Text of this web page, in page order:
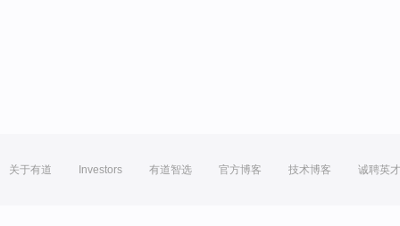
关于有道 Investors 有道智选 官方博客 技术博客 诚聘英才